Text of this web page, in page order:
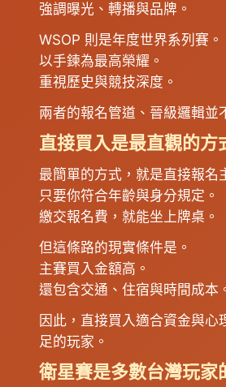
強調曝光、轉播與品牌。
WSOP 則是年度世界系列賽。
以手鍊為最高榮耀。
重視歷史與競技深度。
兩者的報名管道、晉級邏輯並
直接買入是最直觀的方
最簡單的方式，就是直接報名
只要你符合年齡與身分規定。
繳交報名費，就能坐上牌桌。
但這條路的現實條件是。
主賽買入金額高。
還包含交通、住宿與時間成本
因此，直接買入適合資金與心
足的玩家。
衛星賽是多數台灣玩家